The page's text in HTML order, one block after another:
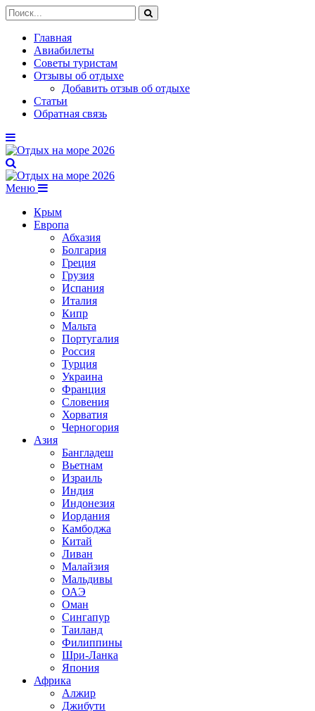
Главная
Авиабилеты
Советы туристам
Отзывы об отдыхе
Добавить отзыв об отдыхе
Статьи
Обратная связь
Меню
Крым
Европа
Абхазия
Болгария
Греция
Грузия
Испания
Италия
Кипр
Мальта
Португалия
Россия
Турция
Украина
Франция
Словения
Хорватия
Черногория
Азия
Бангладеш
Вьетнам
Израиль
Индия
Индонезия
Иордания
Камбоджа
Китай
Ливан
Малайзия
Мальдивы
ОАЭ
Оман
Сингапур
Таиланд
Филиппины
Шри-Ланка
Япония
Африка
Алжир
Джибути